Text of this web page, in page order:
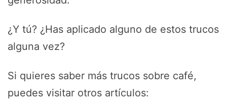
¿Y tú? ¿Has aplicado alguno de estos trucos
alguna vez?
Si quieres saber más trucos sobre café,
puedes visitar otros artículos: